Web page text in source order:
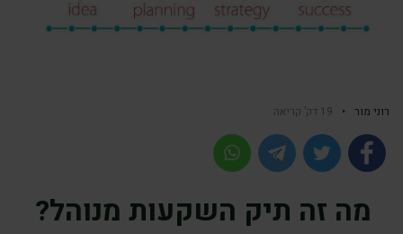
רוני מור • 19 דק’ קריאה
מה זה תיק השקעות מנוהל?